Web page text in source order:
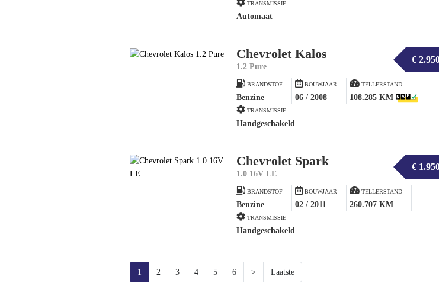
TRANSMISSIE
Automaat
Chevrolet Kalos
1.2 Pure
€
BRANDSTOF
Benzine
BOUWJAAR
06 / 2008
TELLERSTAND
108.285 KM
TRANSMISSIE
Handgeschakeld
Chevrolet Spark
1.0 16V LE
€
BRANDSTOF
Benzine
BOUWJAAR
02 / 2011
TELLERSTAND
260.707 KM
TRANSMISSIE
Handgeschakeld
1 2 3 4 5 6 > Laatste